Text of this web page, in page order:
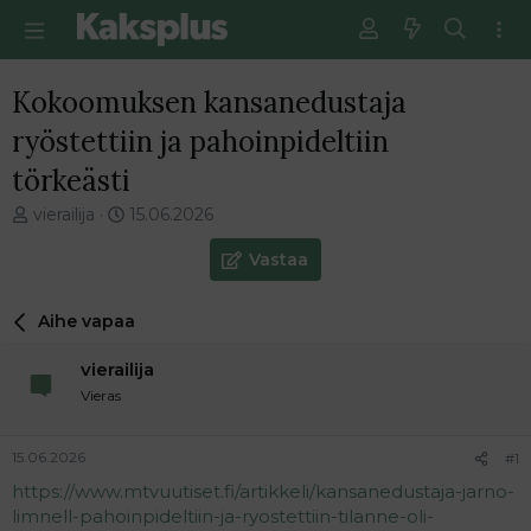
Kokoomuksen kansanedustaja
ryöstettiin ja pahoinpideltiin
törkeästi
V
e
t
n
a
vierailija
E
m
i
i
e
15.06.2026
Vastaa
Aihe vapaa
vierailija
Vieras
15.06.2026 #1
https://www.mtvuutiset.fi/artikkeli/kansanedustaja-jarno-
limnell-pahoinpideltiin-ja-ryostettiin-tilanne-oli-